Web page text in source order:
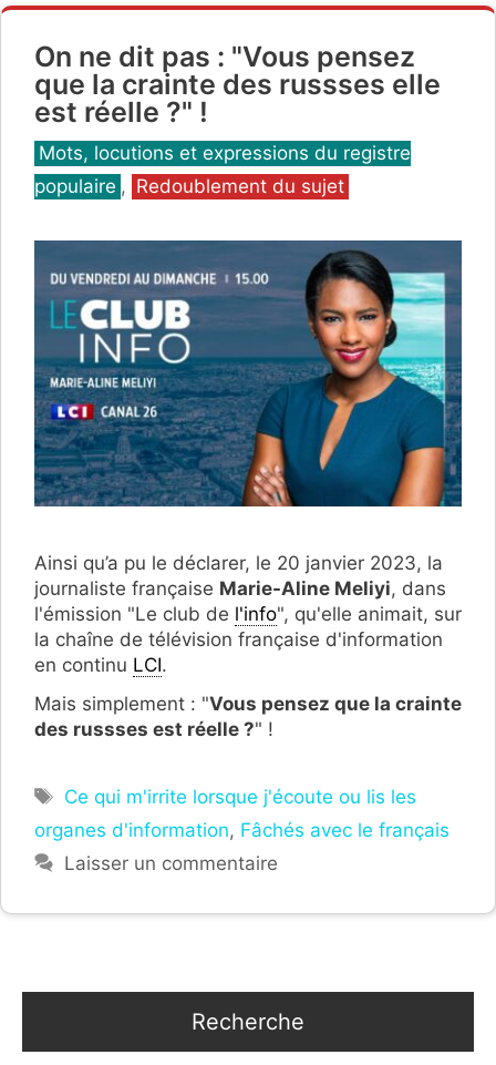
On ne dit pas : "Vous pensez
que la crainte des russses elle
est réelle ?" !
Catégories
Mots, locutions et expressions du registre
populaire , Redoublement du sujet
Ainsi qu’a pu le déclarer, le 20 janvier 2023, la
journaliste française Marie-Aline Meliyi, dans
l'émission "Le club de l'info", qu'elle animait, sur
la chaîne de télévision française d'information
en continu LCI.
Mais simplement : "Vous pensez que la crainte
des russses est réelle ?" !
Étiquettes
Ce qui m'irrite lorsque j'écoute ou lis les
organes d'information, Fâchés avec le français
Laisser un commentaire
Recherche